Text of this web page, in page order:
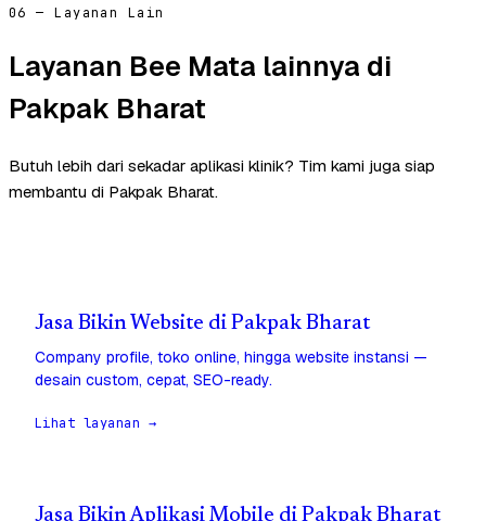
06 — Layanan Lain
Layanan Bee Mata lainnya di
Pakpak Bharat
Butuh lebih dari sekadar aplikasi klinik? Tim kami juga siap
membantu di Pakpak Bharat.
Jasa Bikin Website di Pakpak Bharat
Company profile, toko online, hingga website instansi —
desain custom, cepat, SEO-ready.
Lihat layanan →
Jasa Bikin Aplikasi Mobile di Pakpak Bharat